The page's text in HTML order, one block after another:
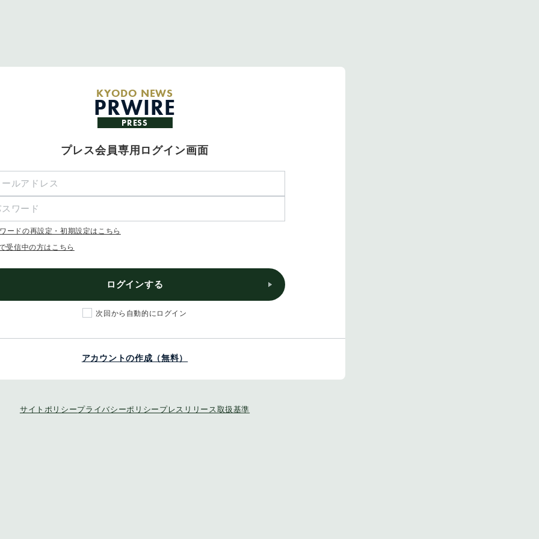
KYODO NEWS
PRWIRE
PRESS
プレス会員専用ログイン画面
ードの再設定・初期設定はこちら
受信中の方はこちら
ログインする
次回から自動的にログイン
アカウントの作成（無料）
サイトポリシープライバシーポリシー プレスリリース取扱基準